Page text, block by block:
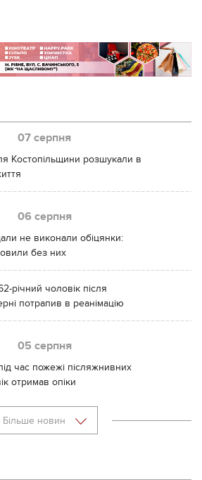
07 серпня
Костопільщини розшукали в
06 серпня
не виконали обіцянки:
без них
річний чоловік після
потрапив в реанімацію
05 серпня
час пожежі післяжнивних
отримав опіки
Більше новин